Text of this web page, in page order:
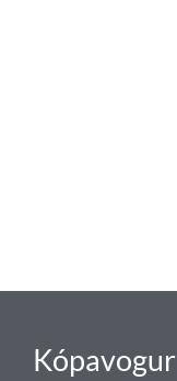
Kópavogur